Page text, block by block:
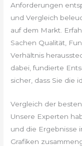
Anforderungen
und Vergleich
auf dem Markt.
Sachen Qualität,
Verhältnis
dabei, fundierte
sicher, dass Sie die
Vergleich der
Unsere Experten
und die Ergebnisse
Grafiken